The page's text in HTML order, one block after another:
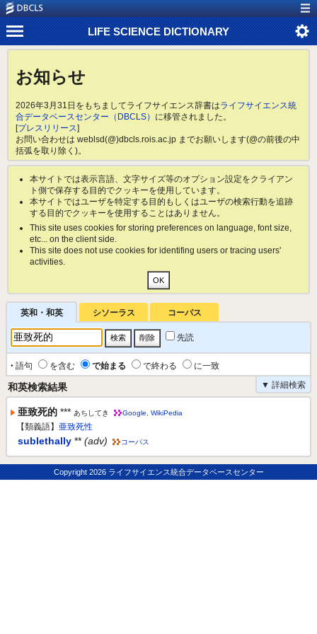
LIFE SCIENCE DICTIONARY
お知らせ
2026年3月31日をもちましてライフサイエンス辞書はライフサイエンス統
合データベースセンター（DBCLS） に移管されました。
[プレスリリース]
お問い合わせは weblsd(@)dbcls.rois.ac.jp までお願いします(@の前後の中
括弧を取り除く)。
本サイトでは表示言語、文字サイズ等のオプション設定をクライアン
ト側で保存する目的でクッキーを使用しています。
本サイトではユーザを特定する目的もしくはユーザの検索行動を追跡
する目的でクッキーを使用することはありません。
This site uses cookies for storing preferences on language, font size,
etc... on the client side.
This site does not use cookies for identifing users or tracing users'
activities.
英和・和英 シソーラス コーパス
先読
‣ 語句 を含む で始まる で終わる
に一致
▼ 詳細検索
和英検索結果
亜致死的 *** あちしてき Google WikiPedia
【類義語】 亜致死性
sublethally ** (adv) コーパス
Copyright2026 ライフサイエンス統合データベースセンター